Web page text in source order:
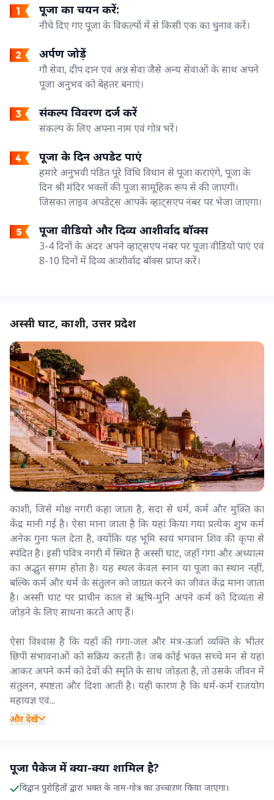
पूजा का चयन करें:
नीचे दिए गए पूजा के विकल्पों में से किसी एक का चुनाव करें।
अर्पण जोड़ें
गौ सेवा, दीप दान एवं अन्न सेवा जैसे अन्य सेवाओं के साथ अपने
पूजा अनुभव को बेहतर बनाएं।
संकल्प विवरण दर्ज करें
संकल्प के लिए अपना नाम एवं गोत्र भरें।
पूजा के दिन अपडेट पाएं
हमारे अनुभवी पंडित पूरे विधि विधान से पूजा कराएंगे, पूजा के
दिन श्री मंदिर भक्तों की पूजा सामूहिक रूप से की जाएगी।
जिसका लाइव अपडेट्स आपके व्हाट्सएप नंबर पर भेजा जाएगा।
पूजा वीडियो और दिव्य आशीर्वाद बॉक्स
3-4 दिनों के अंदर अपने व्हाट्सएप नंबर पर पूजा वीडियो पाएं एवं
8-10 दिनों में दिव्य आशीर्वाद बॉक्स प्राप्त करें।
अस्सी घाट, काशी, उत्तर प्रदेश
काशी, जिसे मोक्ष नगरी कहा जाता है, सदा से धर्म, कर्म और मुक्ति का
केंद्र मानी गई है। ऐसा माना जाता है कि यहां किया गया प्रत्येक शुभ कर्म
अनेक गुना फल देता है, क्योंकि यह भूमि स्वयं भगवान शिव की कृपा से
स्पंदित है। इसी पवित्र नगरी में स्थित है अस्सी घाट, जहाँ गंगा और अध्यात्म
का अद्भुत संगम होता है। यह स्थल केवल स्नान या पूजा का स्थान नहीं,
बल्कि कर्म और धर्म के संतुलन को जाग्रत करने का जीवंत केंद्र माना जाता
है। अस्सी घाट पर प्राचीन काल से ऋषि-मुनि अपने कर्म को दिव्यता से
जोड़ने के लिए साधना करते आए हैं।
ऐसा विश्वास है कि यहाँ की गंगा-जल और मंत्र-ऊर्जा व्यक्ति के भीतर
छिपी संभावनाओं को सक्रिय करती है। जब कोई भक्त सच्चे मन से यहां
आकर अपने कर्म को देवों की स्मृति के साथ जोड़ता है, तो उसके जीवन में
संतुलन, स्पष्टता और दिशा आती है। यही कारण है कि धर्म-कर्म राजयोग
महायज्ञ एवं...
और देखें
पूजा पैकेज में क्या-क्या शामिल है?
विद्वान पुरोहितों द्वारा भक्त के नाम-गोत्र का उच्चारण किया जाएगा।